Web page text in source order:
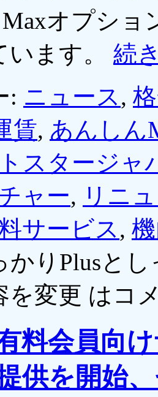
オプシ
ます。 続
: ニュース,
賃, あんしん
スタージャ
ャー, リニ
サービス,
かりPlusと
を変更 は コ
料会員向
供を開始